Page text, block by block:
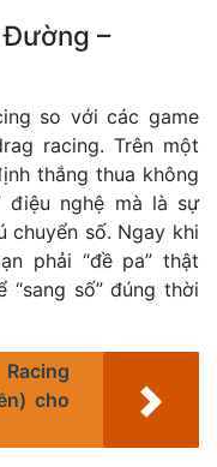
Đường –
so với các game
racing. Trên một
thắng thua không
điệu nghệ mà là sự
số. Ngay khi
phải “đề pa” thật
“sang số” đúng thời
cho